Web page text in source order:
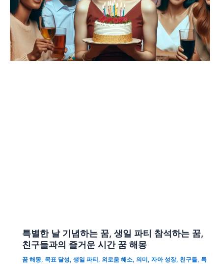
특별한 날 기념하는 꿈, 생일 파티 참석하는 꿈,
친구들과의 즐거운 시간 꿈 해몽
꿈 해몽, 목표 달성, 생일 파티, 외로움 해소, 의미, 자아 성장, 친구들, 특